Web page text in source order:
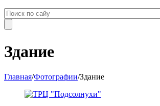
Здание
Главная/Фотографии/Здание